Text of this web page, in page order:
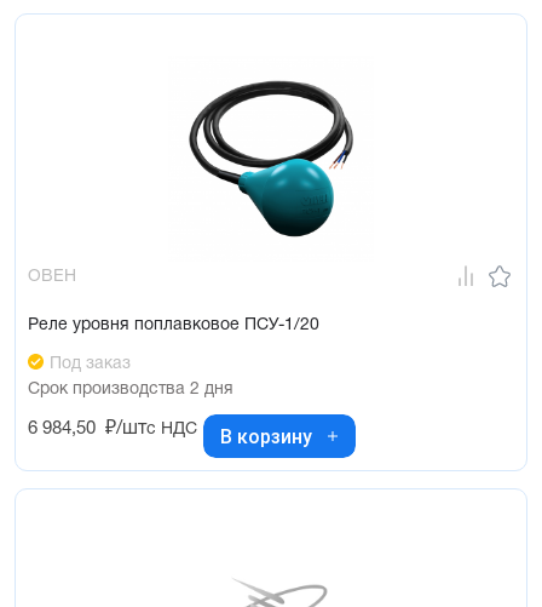
ОВЕН
Реле уровня поплавковое ПСУ-1/20
Под заказ
Срок производства 2 дня
6 984,50 ₽/штс НДС В корзину